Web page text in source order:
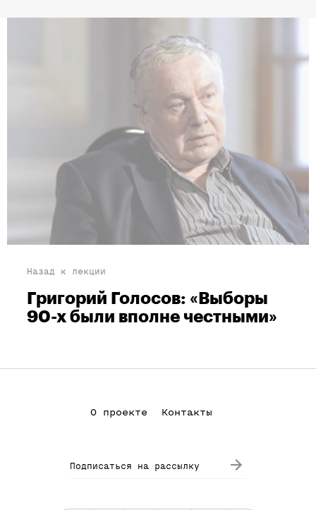
Назад к лекции
Григорий Голосов: «Выборы
90-х были вполне честными»
О проекте Контакты
Подписаться на рассылку